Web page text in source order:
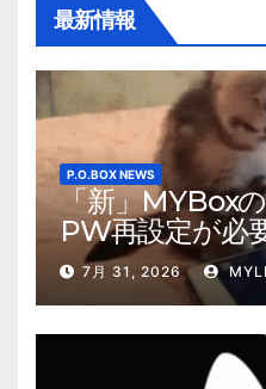
ー
ジ
送
り
最新情報
P.O.BOX NEWS
「新」MYBox
PW再設定が必
7月 31, 2026